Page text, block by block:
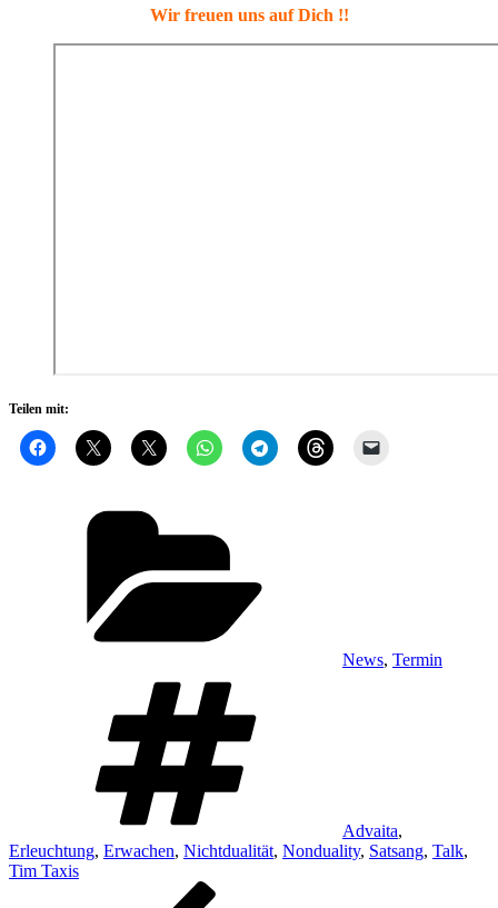
Wir freuen uns auf Dich !!
Teilen mit:
News, Termin
Advaita,
Erleuchtung, Erwachen, Nichtdualität, Nonduality, Satsang, Talk,
Tim Taxis
Beitragsnavigation